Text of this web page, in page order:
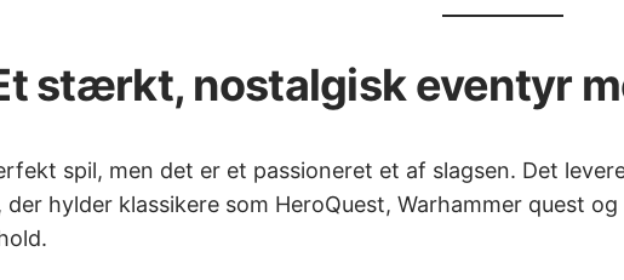
stærkt, nostalgisk eventyr
spil, men det er et passioneret et af slagsen. Det
hylder klassikere som HeroQuest, Warhammer quest